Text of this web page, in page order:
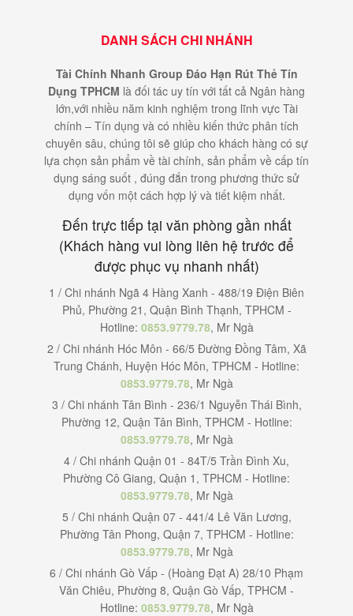
DANH SÁCH CHI NHÁNH
Tài Chính Nhanh Group Đáo Hạn Rút Thẻ Tín
Dụng TPHCM là đối tác uy tín với tất cả Ngân hàng
lớn,với nhiều năm kinh nghiệm trong lĩnh vực Tài
chính – Tín dụng và có nhiều kiến thức phân tích
chuyên sâu, chúng tôi sẽ giúp cho khách hàng có sự
lựa chọn sản phẩm về tài chính, sản phẩm về cấp tín
dụng sáng suốt , đúng đắn trong phương thức sử
dụng vốn một cách hợp lý và tiết kiệm nhất.
Đến trực tiếp tại văn phòng gần nhất
(Khách hàng vui lòng liên hệ trước để
được phục vụ nhanh nhất)
1 / Chi nhánh Ngã 4 Hàng Xanh - 488/19 Điện Biên
Phủ, Phường 21, Quận Bình Thạnh, TPHCM -
Hotline: 0853.9779.78, Mr Ngà
2 / Chi nhánh Hóc Môn - 66/5 Đường Đồng Tâm, Xã
Trung Chánh, Huyện Hóc Môn, TPHCM - Hotline:
0853.9779.78, Mr Ngà
3 / Chi nhánh Tân Bình - 236/1 Nguyễn Thái Bình,
Phường 12, Quận Tân Bình, TPHCM - Hotline:
0853.9779.78, Mr Ngà
4 / Chi nhánh Quận 01 - 84T/5 Trần Đình Xu,
Phường Cô Giang, Quận 1, TPHCM - Hotline:
0853.9779.78, Mr Ngà
5 / Chi nhánh Quận 07 - 441/4 Lê Văn Lương,
Phường Tân Phong, Quận 7, TPHCM - Hotline:
0853.9779.78, Mr Ngà
6 / Chi nhánh Gò Vấp - (Hoàng Đạt A) 28/10 Phạm
Văn Chiêu, Phường 8, Quận Gò Vấp, TPHCM -
Hotline: 0853.9779.78, Mr Ngà